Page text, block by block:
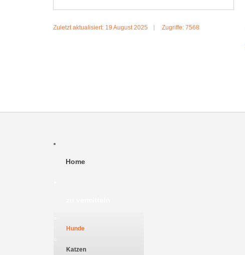
Zuletzt aktualisiert: 19 August 2025 Zugriffe: 7568
Home
Hunde
Katzen